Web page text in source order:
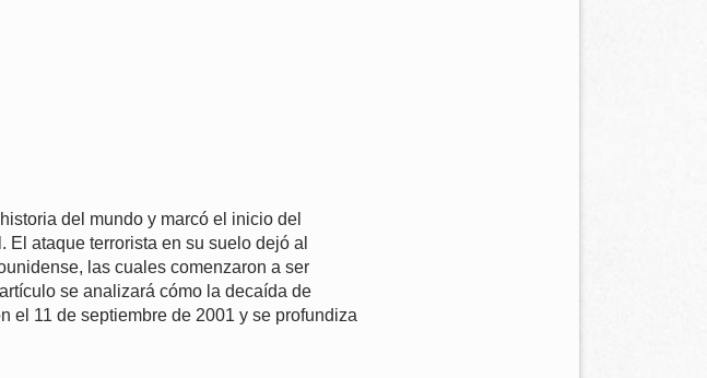
del mundo y marcó el inicio del
ataque terrorista en su suelo dejó al
las cuales comenzaron a ser
se analizará cómo la decaída de
el 11 de septiembre de 2001 y se profundiza